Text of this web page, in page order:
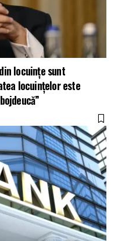
locuințe sunt
locuințelor este